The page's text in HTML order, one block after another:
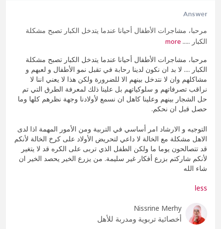
Answer
مرحبا، مشاجرات الأطفال أحيانا عندما يتدخل الكبار تصبح مشكلة
الكبار .....
مرحبا، مشاجرات الأطفال أحيانا عندما يتدخل الكبار تصبح مشكلة
الكبار .... لا بد ان نكون لدينا رحابة في تقبل نمو الأطفال و لعبهم و
مشاكلهم وان لا نتدخل بينهم الا للضرورة ولكن هذا لا يعني اننا لا
نراقب تصرفاتهم و سلوكياتهم بل علينا ذلك لمعرفة الطرق التي تم
حل الشجار بينهم وعلينا كاهل ان نسمع لأولادنا وجهة نظرهم كلها وما
حصل قبل ان نحكم.
التوجيه و الارشاد امر أساسي في التربية ومن الأمور المهمة اذا لدى
الاهل مشكلة مع الخالة لا داعي لتحريض الأولاد على كرخ الخالة لأنكم
قد تتصالحون يوما ما ولكن الطفل الذي تربى على الكره قد لا يتغير
لأنكم شاركتم بزرع أفكار غير سليمة. من يزرع الخير يحصد الخير ان
شاء الله
less
Nissrine Merhy
أخصائية تربوية ومدربة للأهل